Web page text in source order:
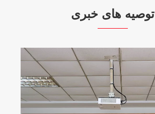
توصیه های خبری